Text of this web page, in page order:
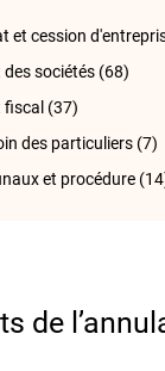
et cession
des sociétés (68)
fiscal (37)
des particuliers (7)
et procédure
de